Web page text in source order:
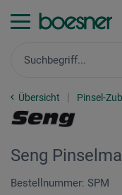
Übersicht Pinsel-
Seng
Bestellnummer: SPM